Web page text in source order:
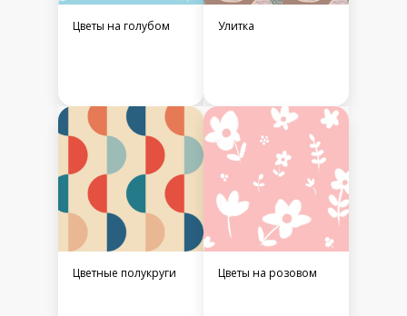
Цветы на голубом Улитка
Цветные полукруги Цветы на розовом